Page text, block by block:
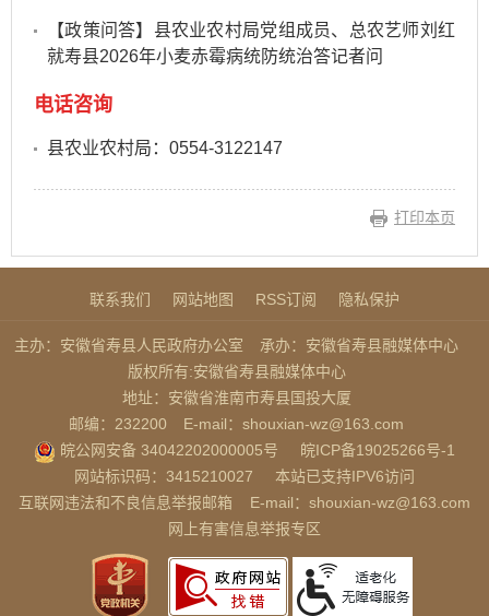
【政策问答】县农业农村局党组成员、总农艺师刘红
就寿县2026年小麦赤霉病统防统治答记者问
电话咨询
县农业农村局：0554-3122147
打印本页
联系我们 网站地图 RSS订阅 隐私保护
主办：安徽省寿县人民政府办公室
承办：安徽省寿县融媒体中心
版权所有:安徽省寿县融媒体中心
地址：安徽省淮南市寿县国投大厦
邮编：232200
E-mail：shouxian-wz@163.com
皖公网安备 34042202000005号
皖ICP备19025266号-1
网站标识码：3415210027
本站已支持IPV6访问
互联网违法和不良信息举报邮箱
E-mail：shouxian-wz@163.com
网上有害信息举报专区